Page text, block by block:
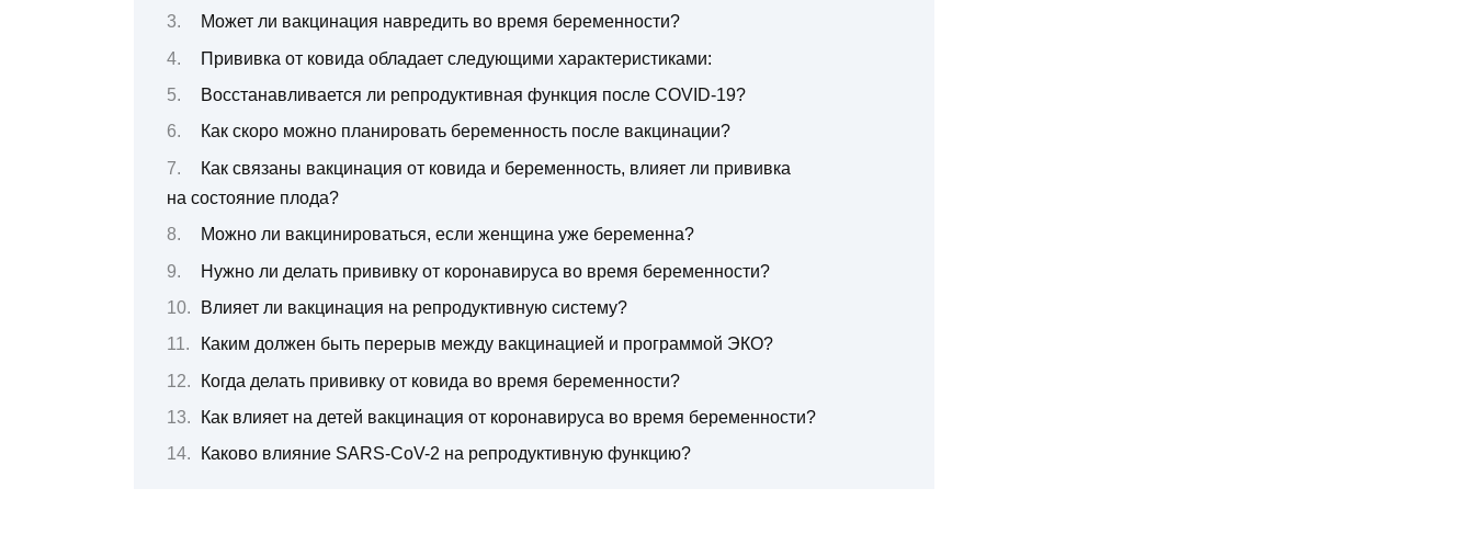
Может ли вакцинация навредить во время беременности?
Прививка от ковида обладает следующими характеристиками:
Восстанавливается ли репродуктивная функция после COVID-19?
Как скоро можно планировать беременность после вакцинации?
Как связаны вакцинация от ковида и беременность, влияет ли прививка
на состояние плода?
Можно ли вакцинироваться, если женщина уже беременна?
Нужно ли делать прививку от коронавируса во время беременности?
Влияет ли вакцинация на репродуктивную систему?
Каким должен быть перерыв между вакцинацией и программой ЭКО?
Когда делать прививку от ковида во время беременности?
Как влияет на детей вакцинация от коронавируса во время беременности?
Каково влияние SARS-CoV-2 на репродуктивную функцию?